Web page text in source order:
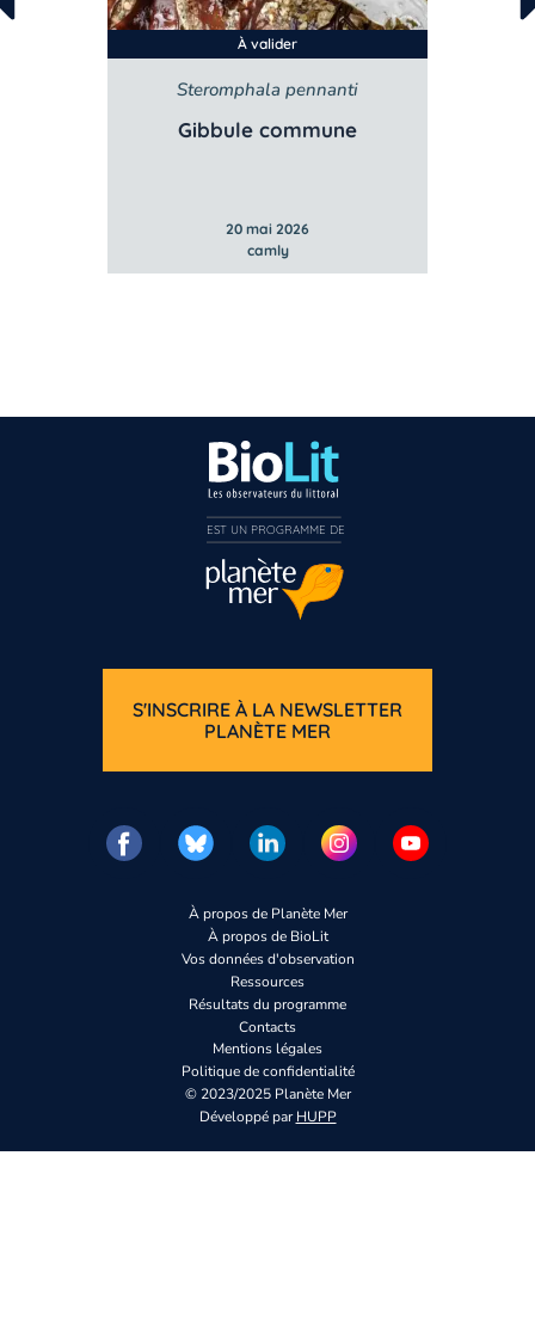
À valider
Steromphala pennanti
Gibbule commune
20 mai 2026
camly
À propos de Planète Mer
À propos de BioLit
Vos données d'observation
Ressources
Résultats du programme
Contacts
Mentions légales
Politique de confidentialité
© 2023/2025 Planète Mer
Développé parHUPP
S'INSCRIRE À LA NEWSLETTER
PLANÈTE MER